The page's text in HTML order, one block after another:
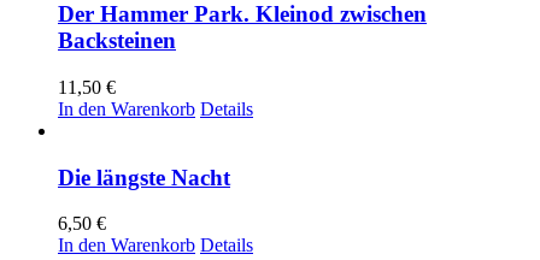
Der Hammer Park. Kleinod zwischen
Backsteinen
11,50 €
In den Warenkorb Details
Die längste Nacht
6,50 €
In den Warenkorb Details